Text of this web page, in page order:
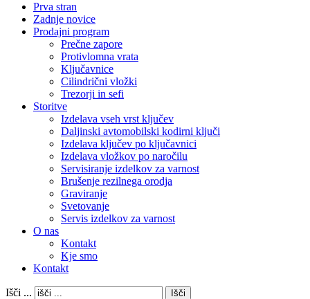
Prva stran
Zadnje novice
Prodajni program
Prečne zapore
Protivlomna vrata
Ključavnice
Cilindrični vložki
Trezorji in sefi
Storitve
Izdelava vseh vrst ključev
Daljinski avtomobilski kodirni ključi
Izdelava ključev po ključavnici
Izdelava vložkov po naročilu
Servisiranje izdelkov za varnost
Brušenje rezilnega orodja
Graviranje
Svetovanje
Servis izdelkov za varnost
O nas
Kontakt
Kje smo
Kontakt
Išči ... Išči